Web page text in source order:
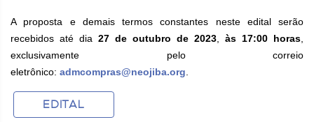
A proposta e demais termos constantes neste edital serão
recebidos até dia 27 de outubro de 2023 às 17:00 horas
exclusivamente pelo correio
eletrônico: admcompras@neojiba.org
EDITAL